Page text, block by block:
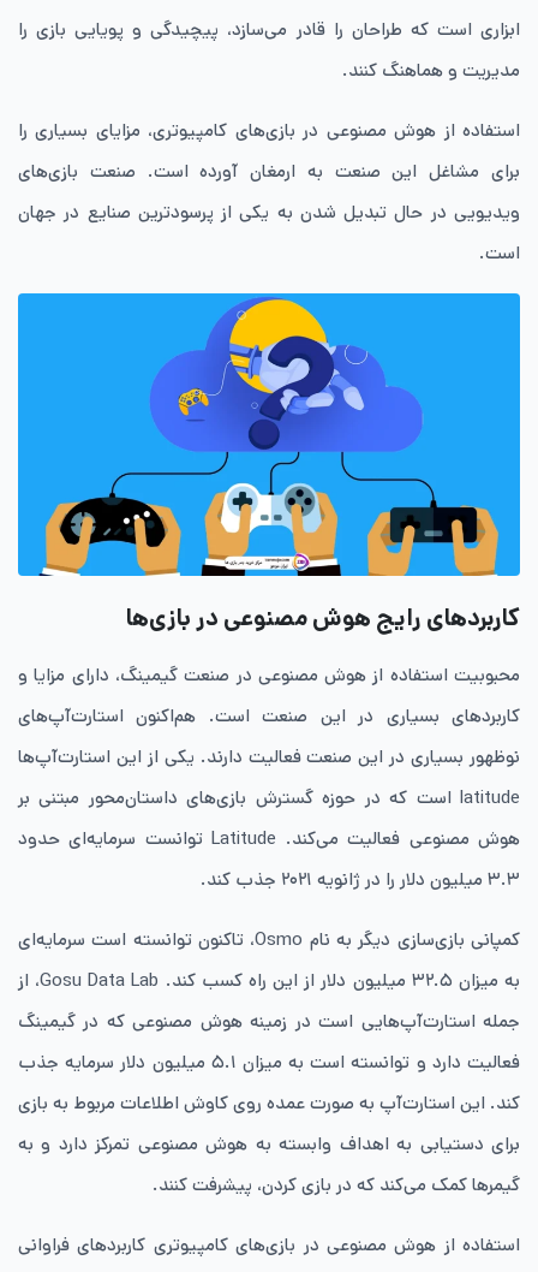
ابزاری است که طراحان را قادر می‌سازد، پیچیدگی و پویایی بازی را
مدیریت و هماهنگ کنند.
استفاده از هوش مصنوعی در بازی‌های کامپیوتری، مزایای بسیاری را
برای مشاغل این صنعت به ارمغان آورده است. صنعت بازی‌های
ویدیویی در حال تبدیل شدن به یکی از پرسودترین صنایع در جهان
است.
کاربردهای رایج هوش مصنوعی در بازی‌ها
محبوبیت استفاده از هوش مصنوعی در صنعت گیمینگ، دارای مزایا و
کاربردهای بسیاری در این صنعت است‌. هم‌اکنون استارت‌آپ‌های
نوظهور بسیاری در این صنعت فعالیت دارند. یکی از این استارت‌آپ‌ها
latitude است که در حوزه گسترش بازی‌های داستان‌محور مبتنی بر
هوش مصنوعی فعالیت می‌کند. Latitude توانست سرمایه‌ای حدود
۳.۳ میلیون دلار را در ژانویه ۲۰۲۱ جذب کند.
کمپانی بازی‌سازی دیگر به نام Osmo، تاکنون توانسته است سرمایه‌ای
به میزان ۳۲.۵ میلیون دلار از این راه کسب کند. Gosu Data Lab، از
جمله استارت‌آپ‌هایی است در زمینه هوش مصنوعی که در گیمینگ
فعالیت دارد و توانسته است به میزان ۵.۱ میلیون دلار سرمایه جذب
کند. این استارت‌آپ‌ به صورت عمده روی کاوش اطلاعات مربوط به بازی
برای دستیابی به اهداف وابسته به هوش مصنوعی تمرکز دارد و به
گیمر‌ها کمک می‌کند که در بازی کردن، پیشرفت کنند.
‌استفاده از هوش مصنوعی در بازی‌های کامپیوتری کاربردهای فراوانی